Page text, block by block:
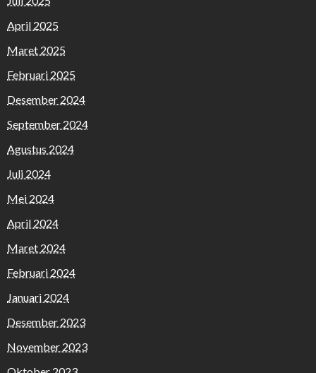
April 2025
Maret 2025
Februari 2025
Desember 2024
September 2024
Agustus 2024
Juli 2024
Mei 2024
April 2024
Maret 2024
Februari 2024
Januari 2024
Desember 2023
November 2023